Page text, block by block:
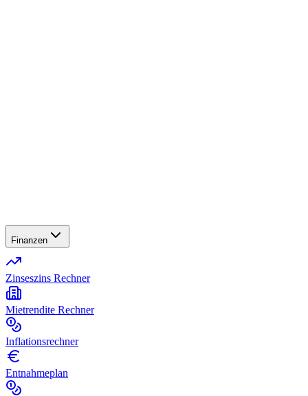
Finanzen
Zinseszins Rechner
Mietrendite Rechner
Inflationsrechner
Entnahmeplan